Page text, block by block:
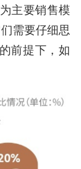
主要销售模
需要仔细思
前提下，如